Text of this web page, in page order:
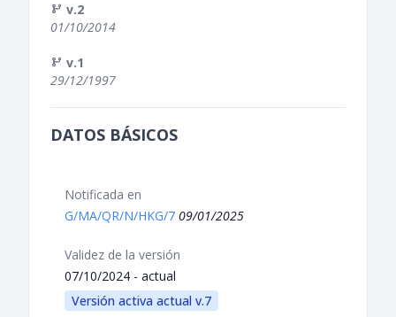
v.2
01/10/2014
v.1
29/12/1997
DATOS BÁSICOS
Notificada en
G/MA/QR/N/HKG/7 09/01/2025
Validez de la versión
07/10/2024 - actual
Versión activa actual v.7